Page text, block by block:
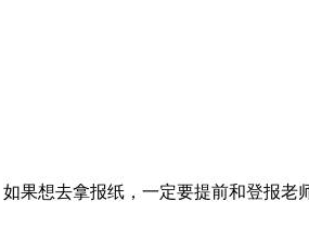
果想去拿报纸，一定要提前和登报老